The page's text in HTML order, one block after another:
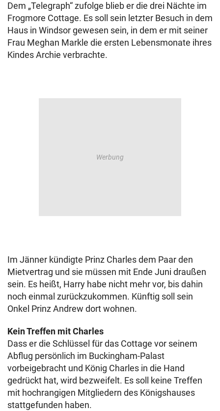
Dem „Telegraph“ zufolge blieb er die drei Nächte im
Frogmore Cottage. Es soll sein letzter Besuch in dem
Haus in Windsor gewesen sein, in dem er mit seiner
Frau Meghan Markle die ersten Lebensmonate ihres
Kindes Archie verbrachte.
Im Jänner kündigte Prinz Charles dem Paar den
Mietvertrag und sie müssen mit Ende Juni draußen
sein. Es heißt, Harry habe nicht mehr vor, bis dahin
noch einmal zurückzukommen. Künftig soll sein
Onkel Prinz Andrew dort wohnen.
Kein Treffen mit Charles
Dass er die Schlüssel für das Cottage vor seinem
Abflug persönlich im Buckingham-Palast
vorbeigebracht und König Charles in die Hand
gedrückt hat, wird bezweifelt. Es soll keine Treffen
mit hochrangigen Mitgliedern des Königshauses
stattgefunden haben.